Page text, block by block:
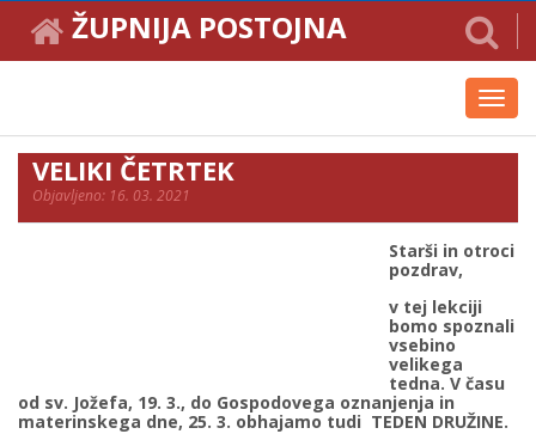
ŽUPNIJA POSTOJNA
VELIKI ČETRTEK
Objavljeno: 16. 03. 2021
Starši in otroci
pozdrav,
v tej lekciji
bomo spoznali
vsebino
velikega
tedna. V času
od sv. Jožefa, 19. 3., do Gospodovega oznanjenja in
materinskega dne, 25. 3. obhajamo tudi TEDEN DRUŽINE.